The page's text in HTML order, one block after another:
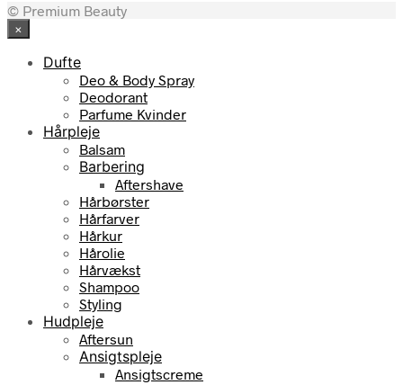
© Premium Beauty
×
Dufte
Deo & Body Spray
Deodorant
Parfume Kvinder
Hårpleje
Balsam
Barbering
Aftershave
Hårbørster
Hårfarver
Hårkur
Hårolie
Hårvækst
Shampoo
Styling
Hudpleje
Aftersun
Ansigtspleje
Ansigtscreme